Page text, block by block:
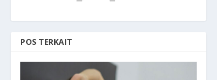
POS TERKAIT